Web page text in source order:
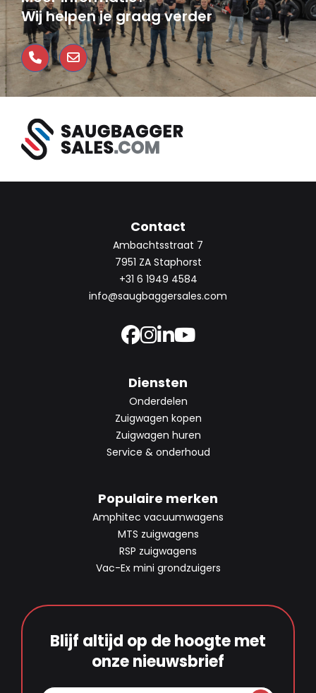
Wij helpen je graag verder
Contact
Ambachtsstraat 7
7951 ZA Staphorst
+31 6 1949 4584
info@saugbaggersales.com
Diensten
Onderdelen
Zuigwagen kopen
Zuigwagen huren
Service & onderhoud
Populaire merken
Amphitec vacuumwagens
MTS zuigwagens
RSP zuigwagens
Vac-Ex mini grondzuigers
Blijf altijd op de hoogte met
onze nieuwsbrief